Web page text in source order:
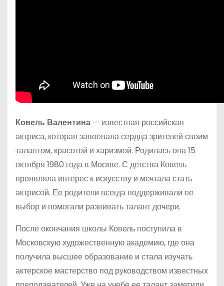
Ковель Валентина — известная российская
актриса, которая завоевала сердца зрителей своим
талантом, красотой и харизмой. Родилась она 15
октября 1980 года в Москве. С детства Ковель
проявляла интерес к искусству и мечтала стать
актрисой. Ее родители всегда поддерживали ее
выбор и помогали развивать талант дочери.
После окончания школы Ковель поступила в
Московскую художественную академию, где она
получила высшее образование и стала изучать
актерское мастерство под руководством известных